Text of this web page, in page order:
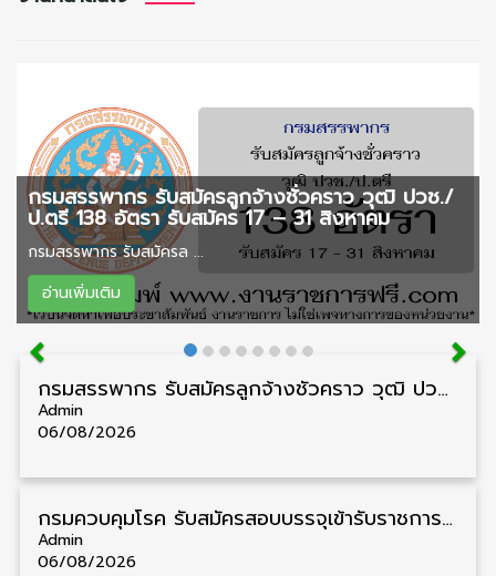
กรมสรรพากร รับสมัครลูกจ้างชั่วคราว วุฒิ ปวช./
ป.ตรี 138 อัตรา รับสมัคร 17 – 31 สิงหาคม
กรมสรรพากร รับสมัครล ...
อ่านเพิ่มเติม
กรมสรรพากร รับสมัครลูกจ้างชั่วคราว วุฒิ ปวช./ป.ตรี 138 อัตรา รับสมัคร 17 – 31 สิงหาคม
Admin
06/08/2026
กรมควบคุมโรค รับสมัครสอบบรรจุเข้ารับราชการ วุฒิ ปวส./ป.ตรี 17 อัตรา รับสมัคร 17 สิงหาคม – 4 กันยายน
Admin
06/08/2026